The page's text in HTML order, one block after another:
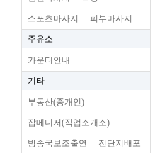
스포츠마사지 피부마사지
주유소
카운터안내
기타
부동산(중개인)
잡메니저(직업소개소)
방송국보조출연 전단지배포